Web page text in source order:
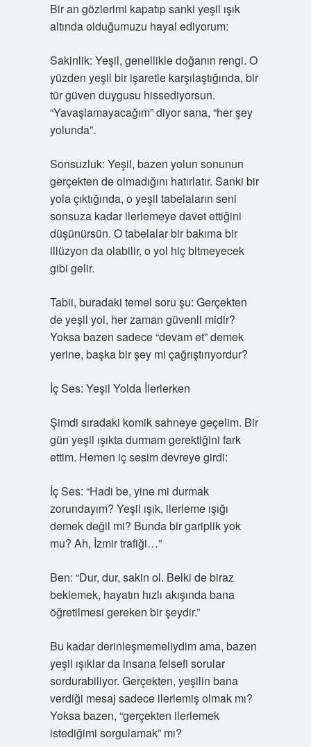
Bir an gözlerimi kapatıp sanki yeşil ışık
altında olduğumuzu hayal ediyorum:
Sakinlik: Yeşil, genellikle doğanın rengi. O
yüzden yeşil bir işaretle karşılaştığında, bir
tür güven duygusu hissediyorsun.
“Yavaşlamayacağım” diyor sana, “her şey
yolunda”.
Sonsuzluk: Yeşil, bazen yolun sonunun
gerçekten de olmadığını hatırlatır. Sanki bir
yola çıktığında, o yeşil tabelaların seni
sonsuza kadar ilerlemeye davet ettiğini
düşünürsün. O tabelalar bir bakıma bir
illüzyon da olabilir, o yol hiç bitmeyecek
gibi gelir.
Tabii, buradaki temel soru şu: Gerçekten
de yeşil yol, her zaman güvenli midir?
Yoksa bazen sadece “devam et” demek
yerine, başka bir şey mi çağrıştırıyordur?
İç Ses: Yeşil Yolda İlerlerken
Şimdi sıradaki komik sahneye geçelim. Bir
gün yeşil ışıkta durmam gerektiğini fark
ettim. Hemen iç sesim devreye girdi:
İç Ses: “Hadi be, yine mi durmak
zorundayım? Yeşil ışık, ilerleme ışığı
demek değil mi? Bunda bir gariplik yok
mu? Ah, İzmir trafiği…”
Ben: “Dur, dur, sakin ol. Belki de biraz
beklemek, hayatın hızlı akışında bana
öğretilmesi gereken bir şeydir.”
Bu kadar derinleşmemeliydim ama, bazen
yeşil ışıklar da insana felsefi sorular
sordurabiliyor. Gerçekten, yeşilin bana
verdiği mesaj sadece ilerlemiş olmak mı?
Yoksa bazen, “gerçekten ilerlemek
istediğimi sorgulamak” mı?